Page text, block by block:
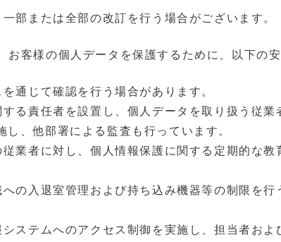
部または全部の改訂を⾏う場合がございます。
客様の個⼈データを保護するために、以下の
通じて確認を行う場合があります。
る責任者を設置し、個⼈データを取り扱う従
、他部署による監査も⾏っています。
業者に対し、個⼈情報保護に関する定期的な
の⼊退室管理および持ち込み機器等の制限を
ステムへのアクセス制御を実施し、担当者お